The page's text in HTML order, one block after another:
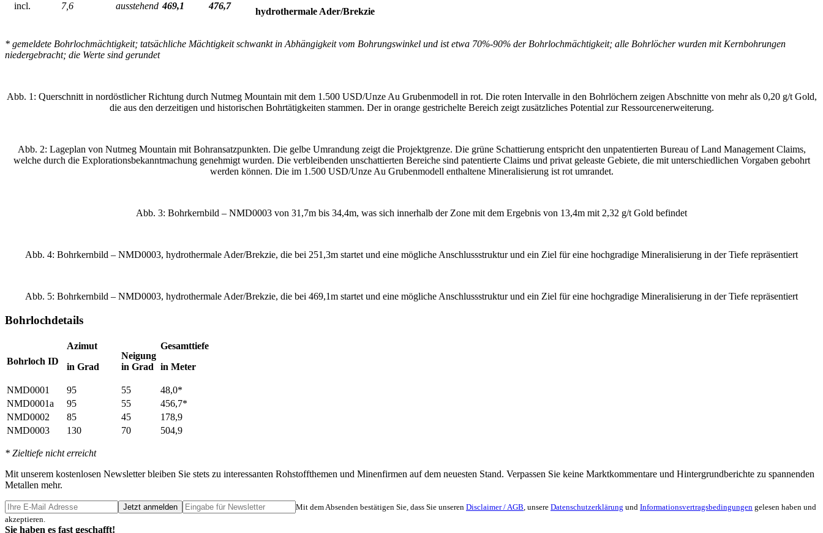
incl. 7,6 ausstehend 469,1 476,7
hydrothermale Ader/Brekzie
* gemeldete Bohrlochmächtigkeit; tatsächliche Mächtigkeit schwankt in Abhängigkeit vom Bohrungswinkel und ist etwa 70%-90% der Bohrlochmächtigkeit; alle Bohrlöcher wurden mit Kernbohrungen
niedergebracht; die Werte sind gerundet
Abb. 1: Querschnitt in nordöstlicher Richtung durch Nutmeg Mountain mit dem 1.500 USD/Unze Au Grubenmodell in rot. Die roten Intervalle in den Bohrlöchern zeigen Abschnitte von mehr als 0,20 g/t Gold,
die aus den derzeitigen und historischen Bohrtätigkeiten stammen. Der in orange gestrichelte Bereich zeigt zusätzliches Potential zur Ressourcenerweiterung.
Abb. 2: Lageplan von Nutmeg Mountain mit Bohransatzpunkten. Die gelbe Umrandung zeigt die Projektgrenze. Die grüne Schattierung entspricht den unpatentierten Bureau of Land Management Claims,
welche durch die Explorationsbekanntmachung genehmigt wurden. Die verbleibenden unschattierten Bereiche sind patentierte Claims und privat geleaste Gebiete, die mit unterschiedlichen Vorgaben gebohrt
werden können. Die im 1.500 USD/Unze Au Grubenmodell enthaltene Mineralisierung ist rot umrandet.
Abb. 3: Bohrkernbild – NMD0003 von 31,7m bis 34,4m, was sich innerhalb der Zone mit dem Ergebnis von 13,4m mit 2,32 g/t Gold befindet
Abb. 4: Bohrkernbild – NMD0003, hydrothermale Ader/Brekzie, die bei 251,3m startet und eine mögliche Anschlussstruktur und ein Ziel für eine hochgradige Mineralisierung in der Tiefe repräsentiert
Abb. 5: Bohrkernbild – NMD0003, hydrothermale Ader/Brekzie, die bei 469,1m startet und eine mögliche Anschlussstruktur und ein Ziel für eine hochgradige Mineralisierung in der Tiefe repräsentiert
Bohrlochdetails
Bohrloch ID
Azimut
in Grad
Neigung
in Grad
Gesamttiefe
in Meter
NMD0001 95 55
48,0*
NMD0001a
95 55
456,7*
NMD0002
85 45
178,9
NMD0003
130 70 504,9
* Zieltiefe nicht erreicht
Mit unserem kostenlosen Newsletter bleiben Sie stets zu interessanten Rohstoffthemen und Minenfirmen auf dem neuesten Stand. Verpassen Sie keine Marktkommentare und Hintergrundberichte zu spannenden
Metallen mehr.
Jetzt anmelden Mit dem Absenden bestätigen Sie, dass Sie unseren Disclaimer / AGB , unsere Datenschutzerklärung und Informationsvertragsbedingungen gelesen haben und
akzeptieren.
Sie haben es fast geschafft!